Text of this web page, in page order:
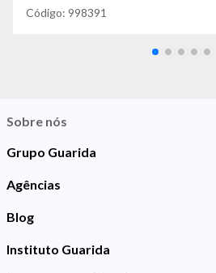
Código: 998391
Sobre nós
Grupo Guarida
Agências
Blog
Instituto Guarida